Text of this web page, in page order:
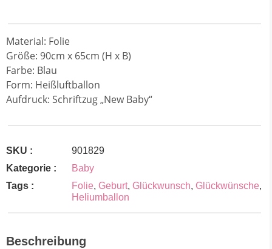
Material: Folie
Größe: 90cm x 65cm (H x B)
Farbe: Blau
Form: Heißluftballon
Aufdruck: Schriftzug „New Baby“
SKU :
901829
Kategorie :
Baby
Tags :
Folie, Geburt, Glückwunsch, Glückwünsche,
Heliumballon
Beschreibung